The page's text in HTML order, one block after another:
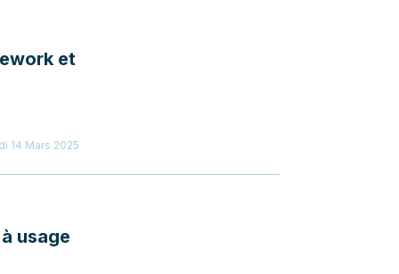
et
14 Mars 2025
usage